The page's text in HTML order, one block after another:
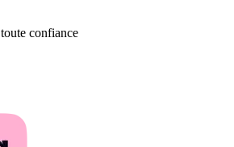
confiance